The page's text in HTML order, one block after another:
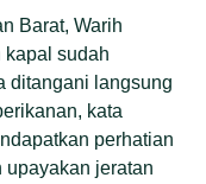
Barat, Warih
kapal sudah
ditangani langsung
kata
perhatian
upayakan jeratan